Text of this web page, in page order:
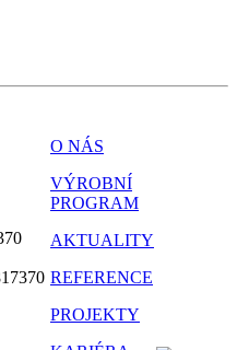
O NÁS
VÝROBNÍ
PROGRAM
AKTUALITY
REFERENCE
PROJEKTY